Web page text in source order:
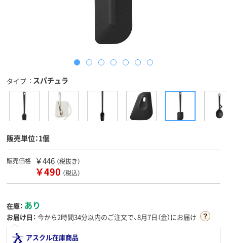
タイプ スパチュラ
販売単位：1個
販売価格 ￥446 （税抜き）
￥490 （税込）
在庫： あり
お届け日： 今から2時間34分以内のご注文で、8月7日（金）にお届け
アスクル在庫商品